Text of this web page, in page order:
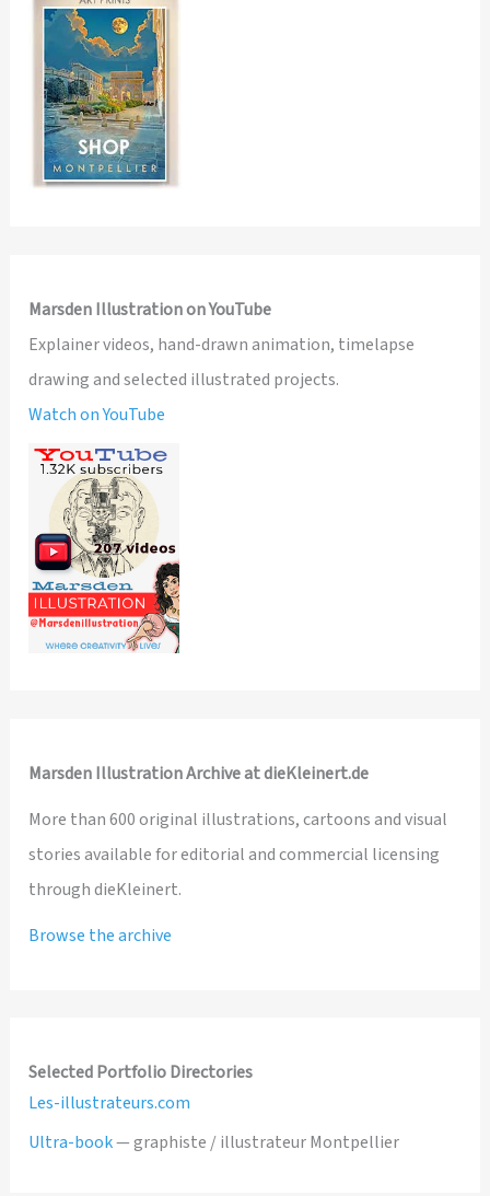
Marsden Illustration on YouTube
Explainer videos, hand-drawn animation, timelapse
drawing and selected illustrated projects.
Watch on YouTube
Marsden Illustration Archive at dieKleinert.de
More than 600 original illustrations, cartoons and visual
stories available for editorial and commercial licensing
through dieKleinert.
Browse the archive
Selected Portfolio Directories
Les-illustrateurs.com
Ultra-book— graphiste / illustrateur Montpellier